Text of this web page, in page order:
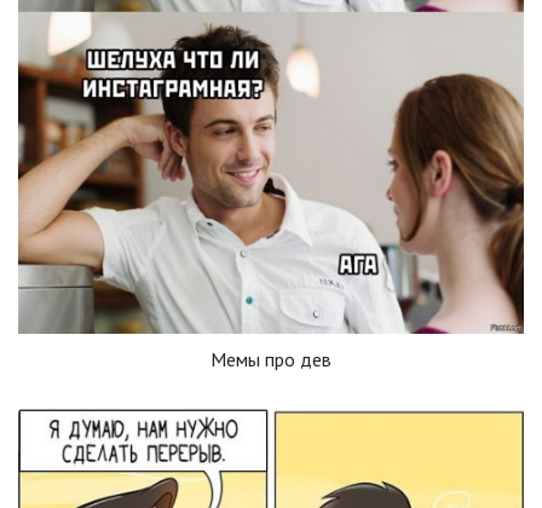
Мемы про дев